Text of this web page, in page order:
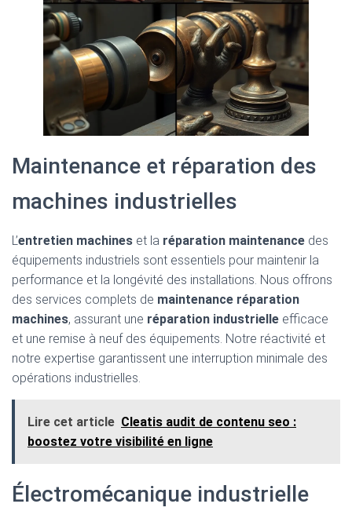
Maintenance et réparation des
machines industrielles
L’entretien machines et la réparation maintenance des
équipements industriels sont essentiels pour maintenir la
performance et la longévité des installations. Nous offrons
des services complets de maintenance réparation
machines, assurant une réparation industrielle efficace
et une remise à neuf des équipements. Notre réactivité et
notre expertise garantissent une interruption minimale des
opérations industrielles.
Lire cet article Cleatis audit de contenu seo :
boostez votre visibilité en ligne
Électromécanique industrielle